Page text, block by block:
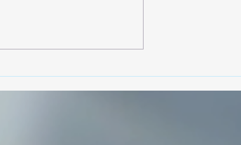
organizada por Nefertari